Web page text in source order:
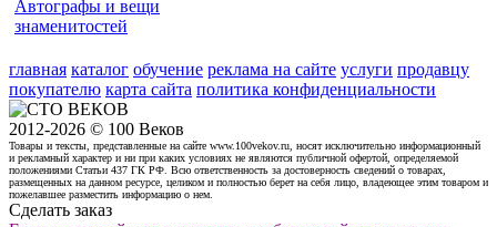
Автографы и вещи
знаменитостей
главная каталог обучение реклама на сайте услуги продавцу
покупателю карта сайта политика конфиденциальности
2012-2026 © 100 Веков
Товары и тексты, представленные на сайте www.100vekov.ru, носят исключительно информационный
и рекламный характер и ни при каких условиях не являются публичной офертой, определяемой
положениями Статьи 437 ГК РФ. Всю ответственность за достоверность сведений о товарах,
размещенных на данном ресурсе, целиком и полностью берет на себя лицо, владеющее этим товаром и
пожелавшее разместить информацию о нем.
Сделать заказ